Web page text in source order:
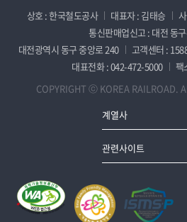
상호 : 한국철도공사 대표자 : 김태승
통신판매업신고 : 대전 동
대전광역시 동구 중앙로 240
고객센터 :
대표전화 : 042-472-5000
팩
COPYRIGHT ⓒ KOREA RAILROAD.
계열사
관련사이트